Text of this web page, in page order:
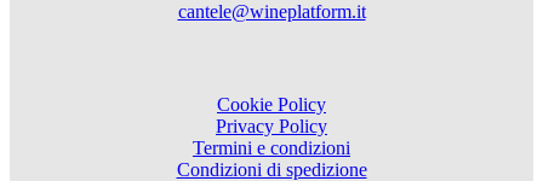
cantele@wineplatform.it
Cookie Policy
Privacy Policy
Termini e condizioni
Condizioni di spedizione